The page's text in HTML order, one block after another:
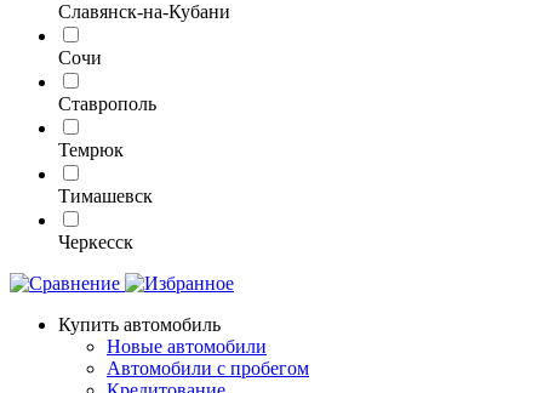
Славянск-на-Кубани
Сочи
Ставрополь
Темрюк
Тимашевск
Черкесск
Купить автомобиль
Новые автомобили
Автомобили с пробегом